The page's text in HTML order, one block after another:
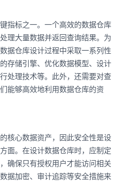
指标之一。一个高效的数据仓库
理大量数据并返回查询结果。为
据仓库设计过程中采取一系列性
存储引擎、优化数据模型、设计
处理技术等。此外，还需要对查
能够高效地利用数据仓库的资
核心数据资产，因此安全性是设
面。在设计数据仓库时，应制定
确保只有授权用户才能访问相关
据加密、审计追踪等安全措施来